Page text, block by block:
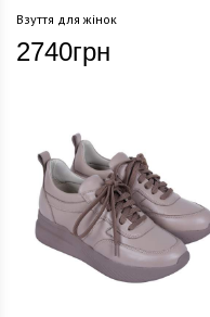
Взуття для жінок
2740грн